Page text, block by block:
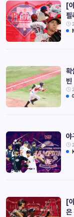
[
필
확
빈
야
[
은